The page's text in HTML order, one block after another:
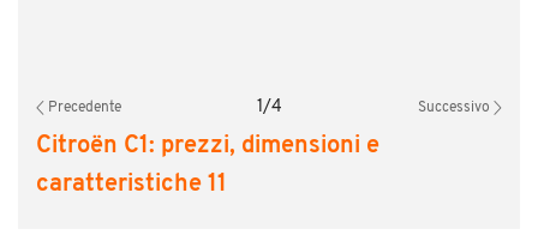
Precedente 1/4 Successivo
Citroën C1: prezzi, dimensioni e
caratteristiche 11